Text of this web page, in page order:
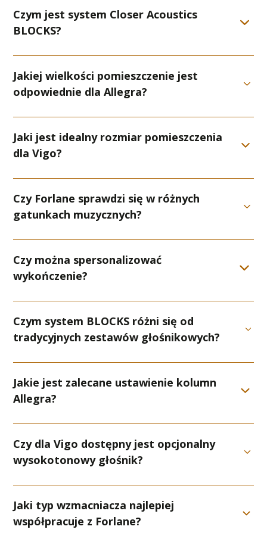
Czym jest system Closer Acoustics
BLOCKS?
Jakiej wielkości pomieszczenie jest
odpowiednie dla Allegra?
Jaki jest idealny rozmiar pomieszczenia
dla Vigo?
Czy Forlane sprawdzi się w różnych
gatunkach muzycznych?
Czy można spersonalizować
wykończenie?
Czym system BLOCKS różni się od
tradycyjnych zestawów głośnikowych?
Jakie jest zalecane ustawienie kolumn
Allegra?
Czy dla Vigo dostępny jest opcjonalny
wysokotonowy głośnik?
Jaki typ wzmacniacza najlepiej
współpracuje z Forlane?